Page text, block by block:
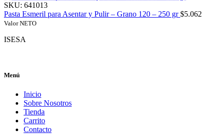
SKU: 641013
Pasta Esmeril para Asentar y Pulir – Grano 120 – 250 gr$5.062
Valor NETO
ISESA
Menú
Inicio
Sobre Nosotros
Tienda
Carrito
Contacto